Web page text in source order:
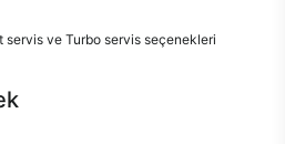
servis ve Turbo servis seçenekleri